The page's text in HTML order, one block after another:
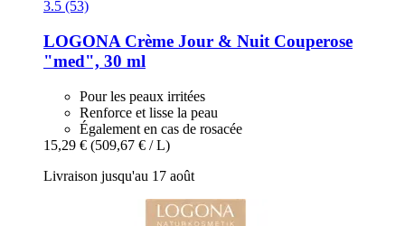
3.5 (53)
LOGONA Crème Jour & Nuit Couperose
"med", 30 ml
Pour les peaux irritées
Renforce et lisse la peau
Également en cas de rosacée
15,29 € (509,67 € / L)
Livraison jusqu'au 17 août